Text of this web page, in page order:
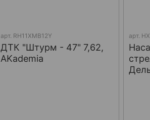
арт. RH11XMB12Y
ДТК "Штурм - 47" 7,62,
AKademia
арт.